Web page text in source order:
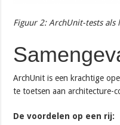
Figuur 2: ArchUnit-tests als
ArchUnit is een krachtige
te toetsen aan architecture-
De voordelen op een rij: